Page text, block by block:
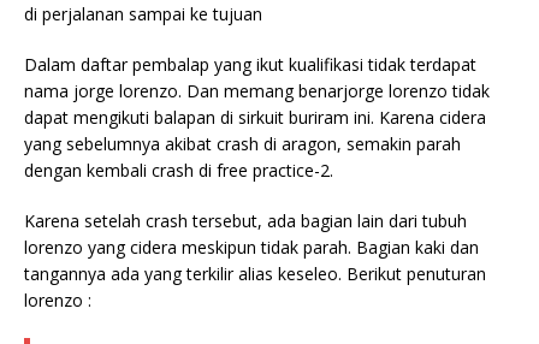
di perjalanan sampai ke tujuan
Dalam daftar pembalap yang ikut kualifikasi tidak terdapat
nama jorge lorenzo. Dan memang benarjorge lorenzo tidak
dapat mengikuti balapan di sirkuit buriram ini. Karena cidera
yang sebelumnya akibat crash di aragon, semakin parah
dengan kembali crash di free practice-2.
Karena setelah crash tersebut, ada bagian lain dari tubuh
lorenzo yang cidera meskipun tidak parah. Bagian kaki dan
tangannya ada yang terkilir alias keseleo. Berikut penuturan
lorenzo :